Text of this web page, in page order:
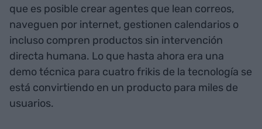
que es posible crear agentes que lean correos,
naveguen por internet, gestionen calendarios o
incluso compren productos sin intervención
directa humana. Lo que hasta ahora era una
demo técnica para cuatro frikis de la tecnología se
está convirtiendo en un producto para miles de
usuarios.